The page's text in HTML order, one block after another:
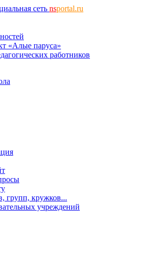
сеть nsportal.ru
«Алые паруса»
работников
групп, кружков...
учреждений